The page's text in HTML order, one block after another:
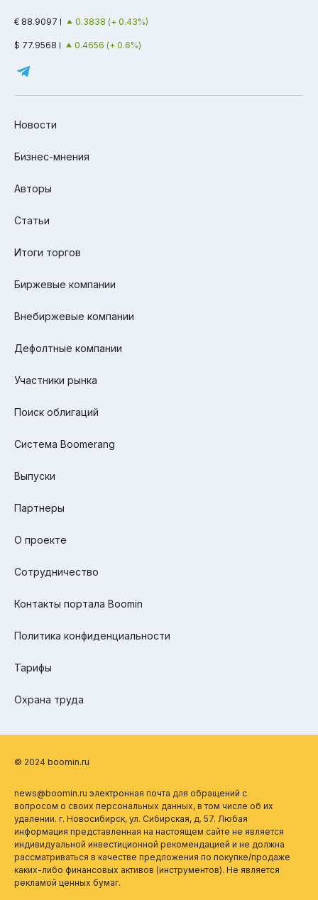
€ 88.9097 0.3838 (+ 0.43%)
$ 77.9568 0.4656 (+ 0.6%)
Новости
Бизнес-мнения
Авторы
Статьи
Итоги торгов
Биржевые компании
Внебиржевые компании
Дефолтные компании
Участники рынка
Поиск облигаций
Система Boomerang
Выпуски
Партнеры
О проекте
Сотрудничество
Контакты портала Boomin
Политика конфиденциальности
Тарифы
Охрана труда
© 2024 boomin.ru
news@boomin.ru электронная почта для обращений с
вопросом о своих персональных данных, в том числе об их
удалении. г. Новосибирск, ул. Сибирская, д. 57. Любая
информация представленная на настоящем сайте не является
индивидуальной инвестиционной рекомендацией и не должна
рассматриваться в качестве предложения по покупке/продаже
каких-либо финансовых активов (инструментов). Не является
рекламой ценных бумаг.